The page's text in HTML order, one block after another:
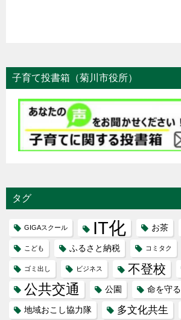
子育て投書箱（菊川市役所）
タグ
GIGAスクール IT化 お茶
こども ふるさと納税 コミタク
ゴミ出し ビジネス 不登校
公共交通 公園 命を守る
地域おこし協力隊 多文化共生